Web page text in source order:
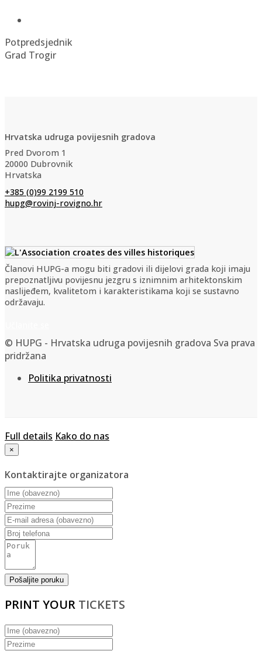
Potpredsjednik
Grad Trogir
Hrvatska udruga povijesnih gradova
Pred Dvorom 1
20000 Dubrovnik
Hrvatska
+385 (0)99 2199 510
hupg@rovinj-rovigno.hr
Članovi HUPG-a mogu biti gradovi ili dijelovi grada koji imaju
prepoznatljivu povijesnu jezgru s iznimnim arhitektonskim
naslijeđem, kvalitetom i karakteristikama koji se sustavno
održavaju.
© HUPG - Hrvatska udruga povijesnih gradova Sva prava
pridržana
Politika privatnosti
Full details Kako do nas
×
Kontaktirajte organizatora
PRINT YOUR TICKETS